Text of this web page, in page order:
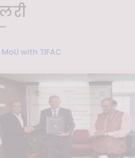
MoU with TIFAC